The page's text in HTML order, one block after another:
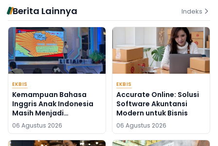
Berita Lainnya Indeks
EKBIS
Kemampuan Bahasa
Inggris Anak Indonesia
Masih Menjadi
Tantangan, Pendekatan
Pembelajaran Dinilai
Perlu Berubah
06 Agustus 2026
EKBIS
Accurate Online: Solusi
Software Akuntansi
Modern untuk Bisnis
06 Agustus 2026